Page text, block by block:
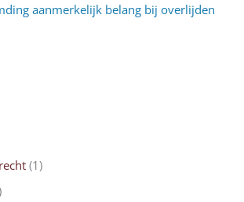
aanmerkelijk belang bij overlijden
(1)